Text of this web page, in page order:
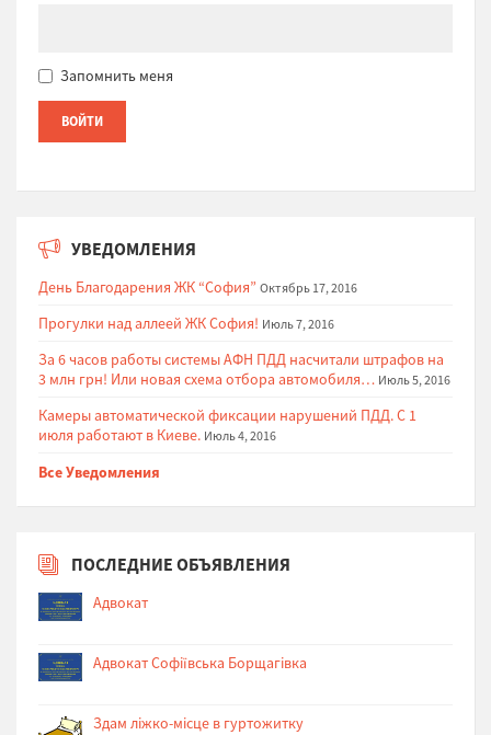
Запомнить меня
УВЕДОМЛЕНИЯ
День Благодарения ЖК “София” Октябрь 17, 2016
Прогулки над аллеей ЖК София! Июль 7, 2016
За 6 часов работы системы АФН ПДД насчитали штрафов на
3 млн грн! Или новая схема отбора автомобиля… Июль 5, 2016
Камеры автоматической фиксации нарушений ПДД. С 1
июля работают в Киеве. Июль 4, 2016
Все Уведомления
ПОСЛЕДНИЕ ОБЪЯВЛЕНИЯ
Адвокат
Адвокат Софіївська Борщагівка
Здам ліжко-місце в гуртожитку